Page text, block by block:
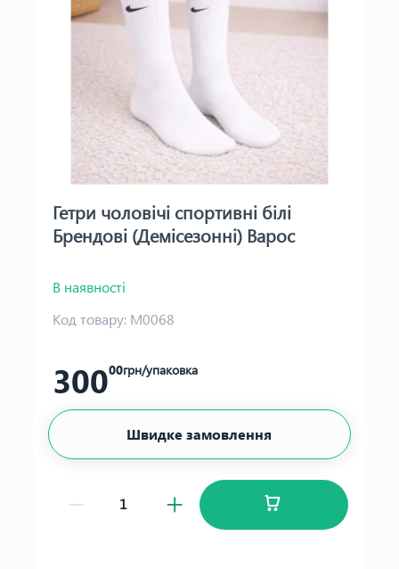
Гетри чоловічі спортивні білі
Брендові (Демісезонні) Варос
В наявності
Код товару: М0068
30000грн/упаковка
Швидке замовлення